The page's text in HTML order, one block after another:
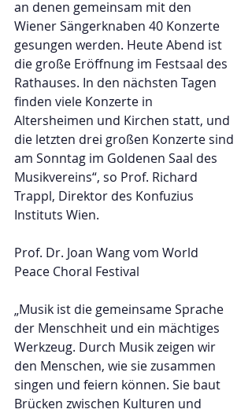
an denen gemeinsam mit den
Wiener Sängerknaben 40 Konzerte
gesungen werden. Heute Abend ist
die große Eröffnung im Festsaal des
Rathauses. In den nächsten Tagen
finden viele Konzerte in
Altersheimen und Kirchen statt, und
die letzten drei großen Konzerte sind
am Sonntag im Goldenen Saal des
Musikvereins“, so Prof. Richard
Trappl, Direktor des Konfuzius
Instituts Wien.
Prof. Dr. Joan Wang vom World
Peace Choral Festival
„Musik ist die gemeinsame Sprache
der Menschheit und ein mächtiges
Werkzeug. Durch Musik zeigen wir
den Menschen, wie sie zusammen
singen und feiern können. Sie baut
Brücken zwischen Kulturen und